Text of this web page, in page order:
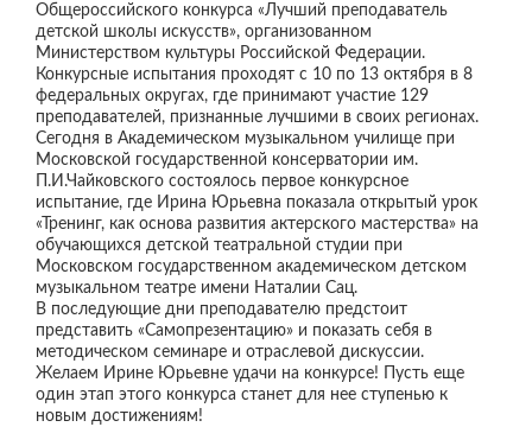
Общероссийского конкурса «Лучший преподаватель
детской школы искусств», организованном
Министерством культуры Российской Федерации.
Конкурсные испытания проходят с 10 по 13 октября в 8
федеральных округах, где принимают участие 129
преподавателей, признанные лучшими в своих регионах.
Сегодня в Академическом музыкальном училище при
Московской государственной консерватории им.
П.И.Чайковского состоялось первое конкурсное
испытание, где Ирина Юрьевна показала открытый урок
«Тренинг, как основа развития актерского мастерства» на
обучающихся детской театральной студии при
Московском государственном академическом детском
музыкальном театре имени Наталии Сац.
В последующие дни преподавателю предстоит
представить «Самопрезентацию» и показать себя в
методическом семинаре и отраслевой дискуссии.
Желаем Ирине Юрьевне удачи на конкурсе! Пусть еще
один этап этого конкурса станет для нее ступенью к
новым достижениям!